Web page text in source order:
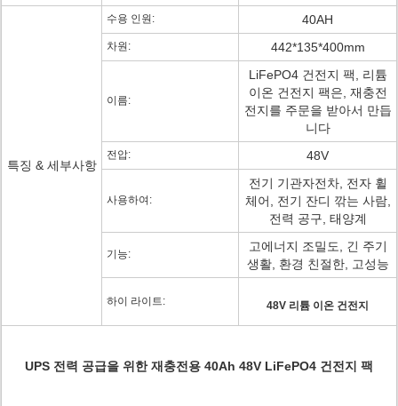
특징 & 세부사항
수용 인원: 40AH
차원: 442*135*400mm
이름:
LiFePO4 건전지 팩, 리튬
이온 건전지 팩은, 재충전
전지를 주문을 받아서 만듭
니다
전압: 48V
사용하여:
전기 기관자전차, 전자 휠
체어, 전기 잔디 깎는 사람,
전력 공구, 태양계
기능:
고에너지 조밀도, 긴 주기
생활, 환경 친절한, 고성능
하이 라이트: 48V 리튬 이온 건전지
UPS 전력 공급을 위한 재충전용 40Ah 48V LiFePO4 건전지 팩